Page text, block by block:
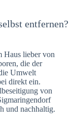
entfernen?
Haus lieber von
die der
Umwelt
direkt ein.
von
und nachhaltig.